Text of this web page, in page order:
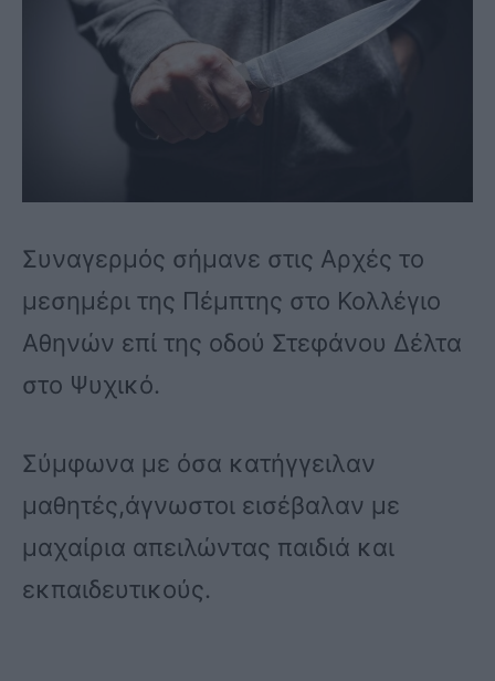
Συναγερμός σήμανε στις Αρχές το
μεσημέρι της Πέμπτης στο Κολλέγιο
Αθηνών επί της οδού Στεφάνου Δέλτα
στο Ψυχικό.
Σύμφωνα με όσα κατήγγειλαν
μαθητές,άγνωστοι εισέβαλαν με
μαχαίρια απειλώντας παιδιά και
εκπαιδευτικούς.